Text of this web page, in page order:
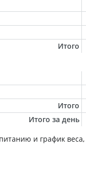
Итого
Итого
Итого за день
и график